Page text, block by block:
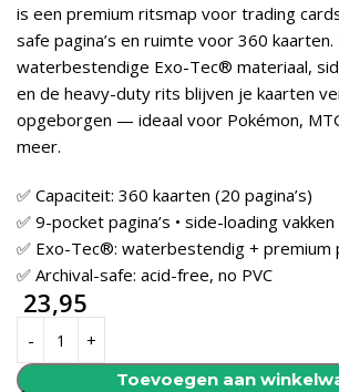
is een premium ritsmap voor trading
safe pagina’s en ruimte voor 360
waterbestendige Exo-Tec® materiaal,
en de heavy-duty rits blijven je kaarten
opgeborgen — ideaal voor Pokémon,
meer.
✅ Capaciteit: 360 kaarten (20 pagina’s)
✅ 9-pocket pagina’s • side-loading vakken
✅ Exo-Tec®: waterbestendig + premium
✅ Archival-safe: acid-free, no PVC
23,95
Toevoegen aan